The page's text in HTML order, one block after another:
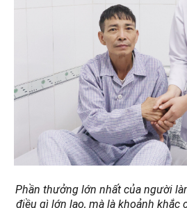
Phần thưởng lớn nhất của người
điều gì lớn lao, mà là khoảnh khắc